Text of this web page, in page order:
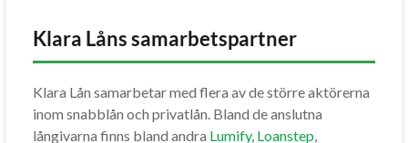
Klara Låns samarbetspartner
Klara Lån samarbetar med flera av de större aktörerna
inom snabblån och privatlån. Bland de anslutna
långivarna finns bland andra Lumify, Loanstep,